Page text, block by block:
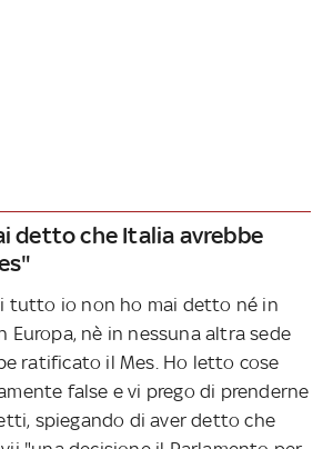
detto che Italia avrebbe
tutto io non ho mai detto né in
Europa, nè in nessuna altra sede
ratificato il Mes. Ho letto cose
false e vi prego di prenderne
spiegando di aver detto che